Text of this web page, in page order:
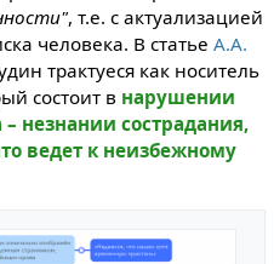
, т.е. с актуализацией
человека. В статье А.А.
трактуеся как носитель
состоит в нарушении
незнании сострадания,
ведет к неизбежному